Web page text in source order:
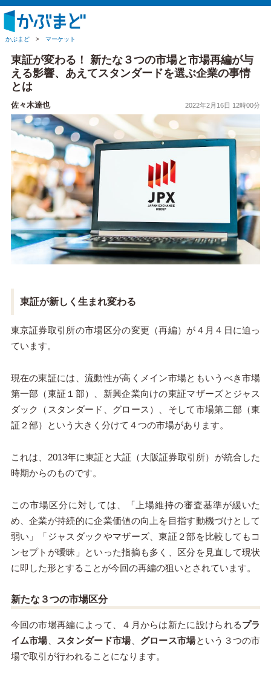
かぶまど > マーケット
東証が変わる！ 新たな３つの市場と市場再編が与
える影響、あえてスタンダードを選ぶ企業の事情
とは
佐々木達也 2022年2月16日 12時00分
東証が新しく生まれ変わる
東京証券取引所の市場区分の変更（再編）が ４ 月４日に迫っ
ています。
現在の東証には、流動性が高くメイン市場ともいうべき市場
第一部（東証１部）、新興企業向けの東証マザーズとジャス
ダック（スタンダード、グロース）、そして市場第二部（東
証２部）という大きく分けて４つの市場があります。
これは、 2013年に東証と大証（大阪証券取引所）が統合した
時期からのものです。
この市場区分に対しては、「上場維持の審査基準が緩いた
め、企業が持続的に企業価値の向上を目指す動機づけとして
弱い」「ジャスダックやマザーズ、東証２部を比較してもコ
ンセプトが曖昧」といった指摘も多く、区分を見直して現状
に即した形とすることが今回の再編の狙いとされています。
新たな３つの市場区分
今回の市場再編によって、４月からは新たに設けられるプラ
イム市場、 スタンダード市場、 グロース市場という３つの市
場で取引が行われることになります。